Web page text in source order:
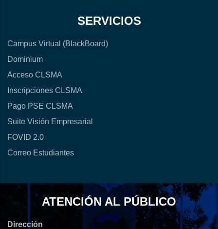
SERVICIOS
Campus Virtual (BlackBoard)
Dominium
Acceso CLSMA
Inscripciones CLSMA
Pago PSE CLSMA
Suite Visión Empresarial
FOVID 2.0
Correo Estudiantes
ATENCIÓN AL PÚBLICO
Dirección